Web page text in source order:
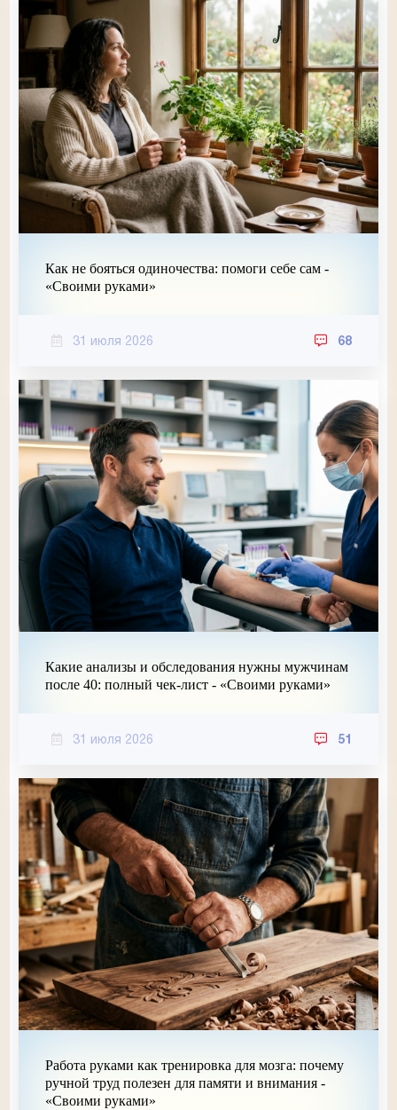
Как не бояться одиночества: помоги себе сам -
«Своими руками»
31 июля 2026 68
Какие анализы и обследования нужны мужчинам
после 40: полный чек-лист - «Своими руками»
31 июля 2026 51
Работа руками как тренировка для мозга: почему
ручной труд полезен для памяти и внимания -
«Своими руками»